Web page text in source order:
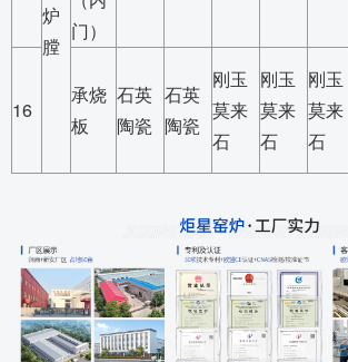
炉
膛
门）
16
承烧
板
石英
陶瓷
石英
陶瓷
刚玉
莫来
石
刚玉
莫来
石
刚玉
莫来
石